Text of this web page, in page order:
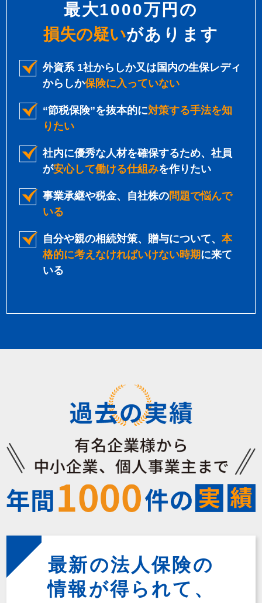
最大1000万円の
損失の疑いがあります
外資系 1社からしか又は国内の生保レディ
からしか保険に入っていない
“節税保険”を抜本的に対策する手法を知
りたい
社内に優秀な人材を確保するため、社員
が安心して働ける仕組みを作りたい
事業承継や税金、自社株の問題で悩んで
いる
自分や親の相続対策、贈与について、本
格的に考えなければいけない時期に来て
いる
最新の法人保険の
情報が得られて、